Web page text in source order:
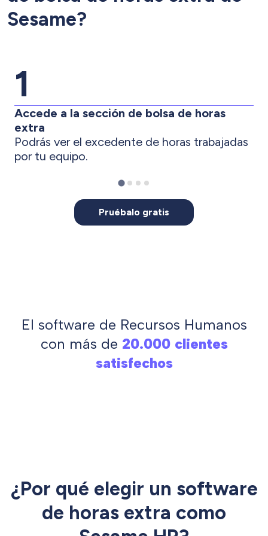
Sesame?
1
Accede a la sección de bolsa de horas
extra
Podrás ver el excedente de horas trabajadas
por tu equipo.
Pruébalo gratis
El software de Recursos Humanos
con más de 20.000 clientes
satisfechos
¿Por qué elegir un software
de horas extra como